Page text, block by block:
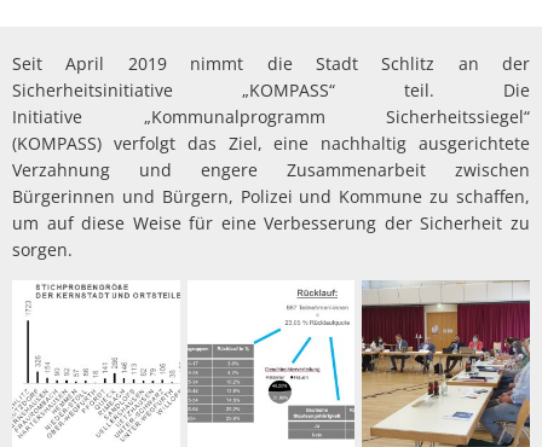
Seit April 2019 nimmt die Stadt Schlitz an der
Sicherheitsinitiative „KOMPASS“ teil. Die
Initiative „Kommunalprogramm Sicherheitssiegel“
(KOMPASS) verfolgt das Ziel, eine nachhaltig ausgerichtete
Verzahnung und engere Zusammenarbeit zwischen
Bürgerinnen und Bürgern, Polizei und Kommune zu schaffen,
um auf diese Weise für eine Verbesserung der Sicherheit zu
sorgen.